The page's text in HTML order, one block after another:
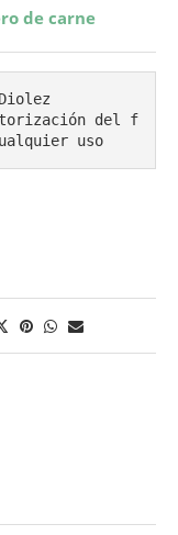
de carne
del f
uso